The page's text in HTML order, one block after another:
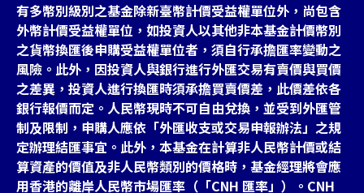
有多幣別級別之基金除新臺幣計價受益權單位外，尚包含
外幣計價受益權單位，如投資人以其他非本基金計價幣別
之貨幣換匯後申購受益權單位者，須自行承擔匯率變動之
風險。此外，因投資人與銀行進行外匯交易有賣價與買價
之差異，投資人進行換匯時須承擔買賣價差，此價差依各
銀行報價而定。人民幣現時不可自由兌換，並受到外匯管
制及限制，申購人應依「外匯收支或交易申報辦法」之規
定辦理結匯事宜。此外，本基金在計算非人民幣計價或結
算資產的價值及非人民幣類別的價格時，基金經理將會應
用香港的離岸人民幣市場匯率（「CNH 匯率」）。CNH